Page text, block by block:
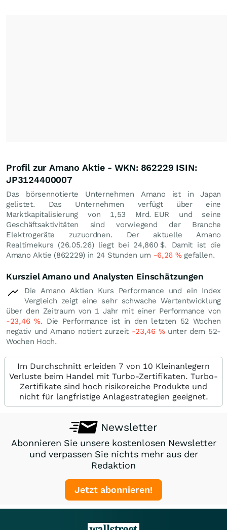
Profil zur Amano Aktie - WKN: 862229 ISIN:
JP3124400007
Das börsennotierte Unternehmen Amano ist in Japan
gelistet. Das Unternehmen verfügt über eine
Marktkapitalisierung von 1,53 Mrd. EUR und seine
Geschäftsaktivitäten sind vorwiegend der Branche
Elektrogeräte zuzuordnen. Der aktuelle Amano
Realtimekurs (26.05.26) liegt bei 24,860 $. Damit ist die
Amano Aktie (862229) in 24 Stunden um -6,26 %gefallen.
Kursziel Amano und Analysten Einschätzungen
Die Amano Aktien Kurs Performance und ein Index
Vergleich zeigt eine sehr schwache Wertentwicklung
über den Zeitraum von 1 Jahr mit einer Performance von
-23,46 %. Die Performance ist in den letzten 52 Wochen
negativ und Amano notiert zurzeit -23,46 %unter dem 52-
Wochen Hoch.
Im Durchschnitt erleiden 7 von 10 Kleinanlegern
Verluste beim Handel mit Turbo-Zertifikaten. Turbo-
Zertifikate sind hoch risikoreiche Produkte und
nicht für langfristige Anlagestrategien geeignet.
Newsletter
Abonnieren Sie unsere kostenlosen Newsletter
und verpassen Sie nichts mehr aus der
Redaktion
Jetzt abonnieren!